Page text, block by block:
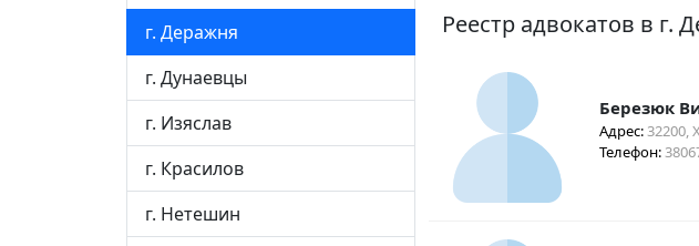
г. Деражня
г. Дунаевцы
г. Изяслав
г. Красилов
г. Нетешин
Реестр адвокатов в г.
Березюк
Адрес:32200,
Телефон: